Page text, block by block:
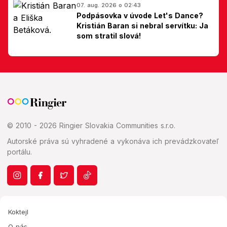
07. aug. 2026 o 02:43
Podpásovka v úvode Let's Dance?
Kristián Baran si nebral servítku: Ja
som stratil slová!
© 2010 - 2026 Ringier Slovakia Communities s.r.o.
Autorské práva sú vyhradené a vykonáva ich prevádzkovateľ
portálu.
Koktejl